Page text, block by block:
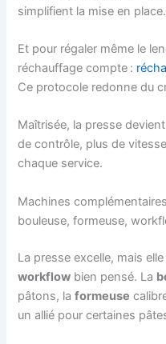
simplifient la mise en place.
Et pour régaler même le
réchauffage compte :
Ce protocole redonne du
Maîtrisée, la presse
de contrôle, plus de
chaque service.
Machines
bouleuse, formeuse,
La presse excelle, mais
workflow bien pensé. La
pâtons, laformeuse
un allié pour certaines